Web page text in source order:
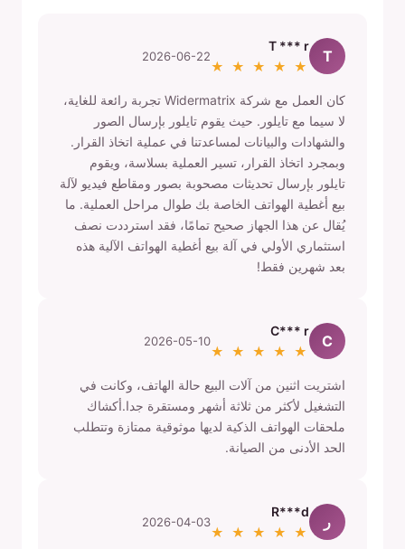
T
T *** r
★ ★ ★ ★ ★
2026-06-22
كان العمل مع شركة Widermatrix تجربة رائعة للغاية،
لا سيما مع تايلور. حيث يقوم تايلور بإرسال الصور
والشهادات والبيانات لمساعدتنا في عملية اتخاذ القرار.
وبمجرد اتخاذ القرار، تسير العملية بسلاسة، ويقوم
تايلور بإرسال تحديثات مصحوبة بصور ومقاطع فيديو لآلة
بيع أغطية الهواتف الخاصة بك طوال مراحل العملية. ما
يُقال عن هذا الجهاز صحيح تمامًا، فقد استرددت نصف
استثماري الأولي في آلة بيع أغطية الهواتف الآلية هذه
بعد شهرين فقط!
C
C*** r
★ ★ ★ ★ ★
2026-05-10
اشتريت اثنين من آلات البيع حالة الهاتف، وكانت في
التشغيل لأكثر من ثلاثة أشهر ومستقرة جدا.أكشاك
ملحقات الهواتف الذكية لديها موثوقية ممتازة وتتطلب
الحد الأدنى من الصيانة.
ر
R***d
★ ★ ★ ★ ★
2026-04-03